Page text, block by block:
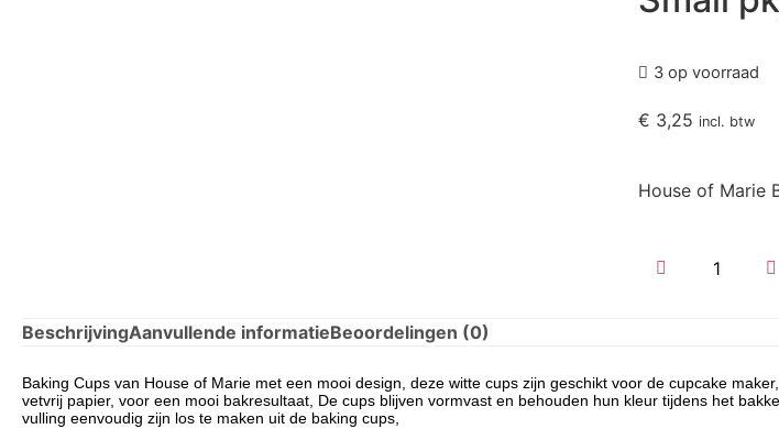
3 op voorraad
€ 3,25 incl. btw
House of Marie
BeschrijvingAanvullende informatieBeoordelingen (0)
Baking Cups van House of Marie met een mooi design, deze witte cups zijn geschikt voor de cupcake
vetvrij papier, voor een mooi bakresultaat, De cups blijven vormvast en behouden hun kleur tijdens het
vulling eenvoudig zijn los te maken uit de baking cups,